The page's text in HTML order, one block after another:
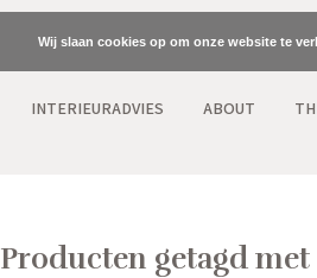
INTERIEURADVIES ABOUT
Producten getagd met
Wij slaan cookies op om onze website te